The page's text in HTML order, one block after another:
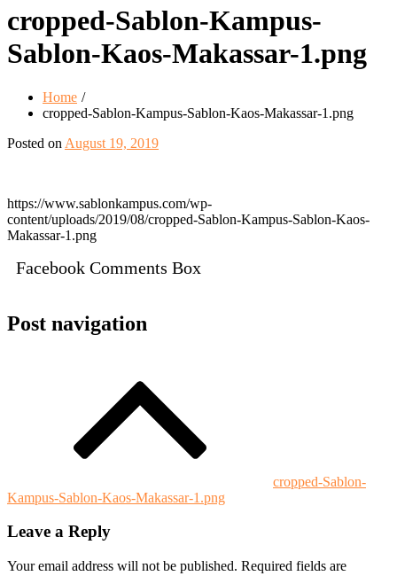
cropped-Sablon-Kampus-
Sablon-Kaos-Makassar-1.png
Home
cropped-Sablon-Kampus-Sablon-Kaos-Makassar-1.png
Posted on August 19, 2019
https://www.sablonkampus.com/wp-
content/uploads/2019/08/cropped-Sablon-Kampus-Sablon-Kaos-
Makassar-1.png
Facebook Comments Box
Post navigation
cropped-Sablon-
Kampus-Sablon-Kaos-Makassar-1.png
Leave a Reply
Your email address will not be published. Required fields are